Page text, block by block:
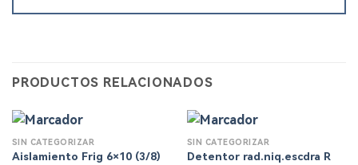
PRODUCTOS RELACIONADOS
SIN CATEGORIZAR
Aislamiento Frig 6×10 (3/8)
SIN CATEGORIZAR
Detentor rad.niq.escdra R